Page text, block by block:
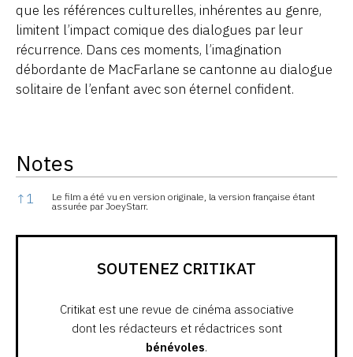
que les références culturelles, inhérentes au genre,
limitent l’impact comique des dialogues par leur
récurrence. Dans ces moments, l’imagination
débordante de MacFarlane se cantonne au dialogue
solitaire de l’enfant avec son éternel confident.
Notes
Notes
↑ 1
Le film a été vu en version originale, la version française étant
assurée par JoeyStarr.
SOUTENEZ CRITIKAT
Critikat est une revue de cinéma associative
dont les rédacteurs et rédactrices sont
bénévoles.